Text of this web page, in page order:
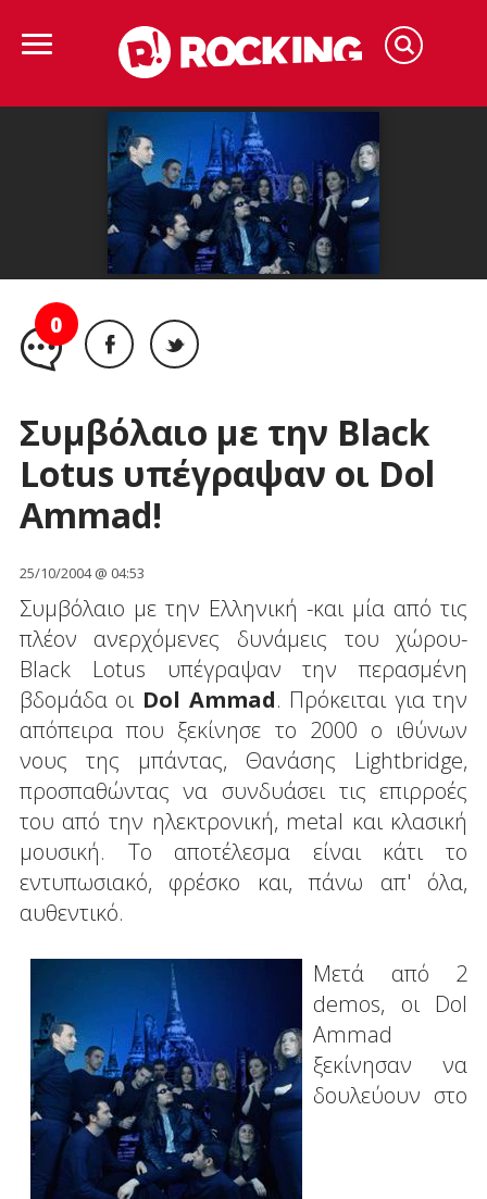
0
Συμβόλαιο με την Black
Lotus υπέγραψαν οι Dol
Ammad!
25/10/2004 @ 04:53
Συμβόλαιο με την Ελληνική -και μία από τις
πλέον ανερχόμενες δυνάμεις του χώρου-
Black Lotus υπέγραψαν την περασμένη
βδομάδα οι Dol Ammad. Πρόκειται για την
απόπειρα που ξεκίνησε το 2000 ο ιθύνων
νους της μπάντας, Θανάσης Lightbridge,
προσπαθώντας να συνδυάσει τις επιρροές
του από την ηλεκτρονική, metal και κλασική
μουσική. Το αποτέλεσμα είναι κάτι το
εντυπωσιακό, φρέσκο και, πάνω απ' όλα,
αυθεντικό.
Μετά από 2
demos, οι Dol
Ammad
ξεκίνησαν να
δουλεύουν στο